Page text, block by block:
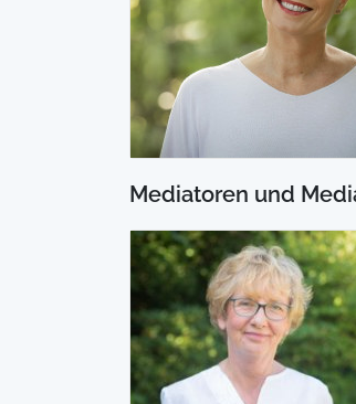
Mediatoren und